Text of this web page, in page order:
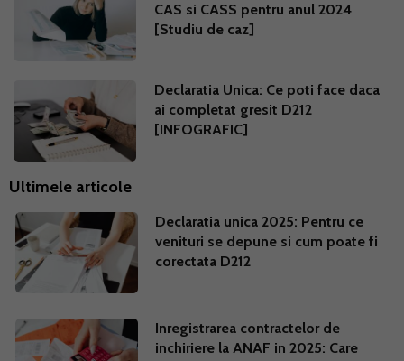
CAS si CASS pentru anul 2024
[Studiu de caz]
Declaratia Unica: Ce poti face daca
ai completat gresit D212
[INFOGRAFIC]
Ultimele articole
Declaratia unica 2025: Pentru ce
venituri se depune si cum poate fi
corectata D212
Inregistrarea contractelor de
inchiriere la ANAF in 2025: Care